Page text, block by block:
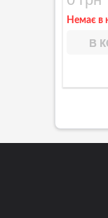
Немає в
В